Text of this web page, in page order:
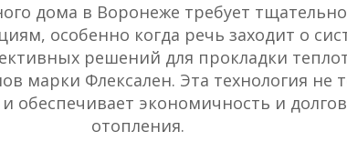
дома в Воронеже требует
особенно когда речь заходит о
решений для прокладки
марки Флексален. Эта технология не
обеспечивает экономичность и
отопления.